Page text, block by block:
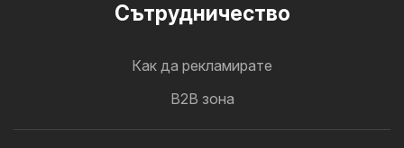
Cътрудничество
Как да рекламирате
B2B зона